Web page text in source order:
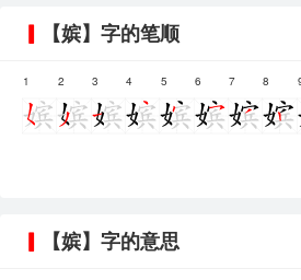
【嫔】字的笔顺
1 2 3 4 5 6 7 8
【嫔】字的意思